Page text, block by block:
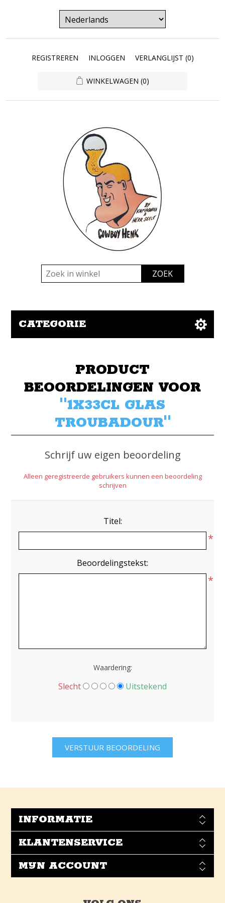
REGISTREREN INLOGGEN VERLANGLIJST (0)
WINKELWAGEN (0)
CATEGORIE
PRODUCT
BEOORDELINGEN VOOR
1X33CL GLAS
TROUBADOUR
Schrijf uw eigen beoordeling
Alleen geregistreerde gebruikers kunnen een beoordeling
schrijven
Titel:
*
Beoordelingstekst:
*
Waardering:
Slecht Uitstekend
INFORMATIE
KLANTENSERVICE
MIJN ACCOUNT